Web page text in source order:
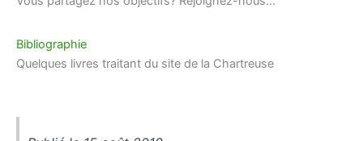
Bibliographie
Quelques livres traitant du site de la Chartreuse